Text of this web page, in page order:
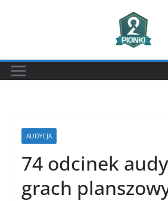
AUDYCJA
74 odcinek
grach